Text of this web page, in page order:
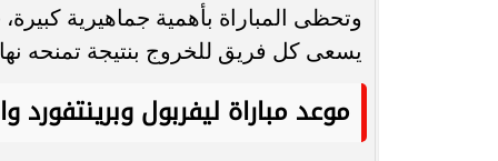
وتحظى المباراة بأهمية جماهيرية
يسعى كل فريق للخروج بنتيجة تمنحه
موعد مباراة ليفربول وبرينتفورد